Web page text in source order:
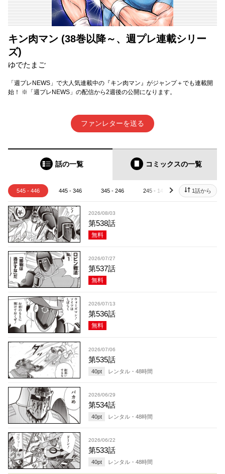
キン肉マン (38巻以降～、週プレ連載シリー
ズ)
ゆでたまご
「週プレNEWS」で大人気連載中の『キン肉マン』がジャンプ＋でも連載開
始！ ※「週プレNEWS」の配信から2週後の公開になります。
ファンレターを送る
話の一覧 コミックスの一覧
545 - 446 445 - 346 345 - 246 245 - 146 145 - 46
next 1話から
2026/08/03
第538話
無料
2026/07/27
第537話
無料
2026/07/13
第536話
無料
2026/07/06
第535話
40pt レンタル・ 48時間
2026/06/29
第534話
40pt レンタル・ 48時間
2026/06/22
第533話
40pt レンタル・ 48時間